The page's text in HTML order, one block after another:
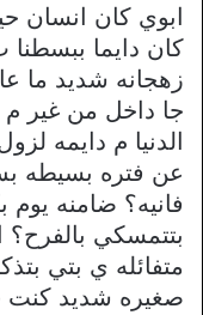
ابوي كان انسان
كان دايما
زهجانه شديد ما
جا داخل من غير م
الدنيا م دايمه
عن فتره بسيطه
فانيه؟ ضامنه
بتتمسكي بالفرح؟
متفائله ي بتي
صغيره شديد كنت